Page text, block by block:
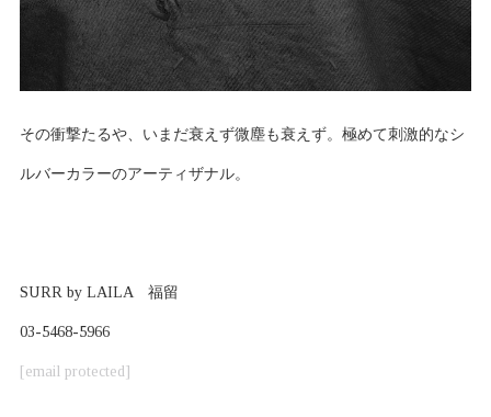
その衝撃たるや、いまだ衰えず微塵も衰えず。極めて刺激的なシ
ルバーカラーのアーティザナル。
SURR by LAILA 福留
03-5468-5966
[email protected]